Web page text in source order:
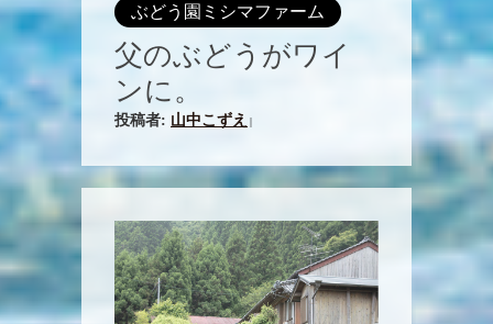
ぶどう園ミシマファーム
父のぶどうがワイ
ンに。
投稿者: 山中こずえ